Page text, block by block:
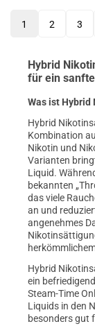
1 2 3
Hybrid
für ein
Was ist Hybrid
Hybrid
Kombination
Nikotin und
Varianten
Liquid.
bekannten
das viele
an und
angenehmes
Hybrid
ein
Steam-Time
Liquids in den
besonders gut